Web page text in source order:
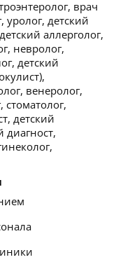
врач
уролог, детский
аллерголог,
невролог,
детский
венеролог,
детский